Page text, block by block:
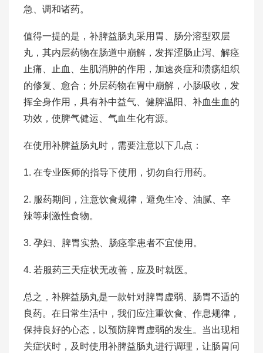
急、调和诸药。
值得一提的是，补脾益肠丸采用胃、肠分溶型双层
丸，其内层药物在肠道中崩解，发挥涩肠止泻、解痉
止痛、止血、生肌消肿的作用，加速炎症和溃疡组织
的修复、愈合；外层药物在胃中崩解，小肠吸收，发
挥全身作用，具有补中益气、健脾温阳、补血生血的
功效，使脾气健运、气血生化有源。
在使用补脾益肠丸时，需要注意以下几点：
1. 在专业医师的指导下使用，切勿自行用药。
2. 服药期间，注意饮食规律，避免生冷、油腻、辛
辣等刺激性食物。
3. 孕妇、脾胃实热、肠痉挛患者不宜使用。
4. 若服药三天症状无改善，应及时就医。
总之，补脾益肠丸是一款针对脾胃虚弱、肠胃不适的
良药。在日常生活中，我们应注重饮食、作息规律，
保持良好的心态，以预防脾胃虚弱的发生。当出现相
关症状时，及时使用补脾益肠丸进行调理，让肠胃问